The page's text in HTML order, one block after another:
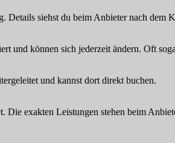
Details siehst du beim Anbieter nach dem
und können sich jederzeit ändern. Oft
und kannst dort direkt buchen.
Die exakten Leistungen stehen beim